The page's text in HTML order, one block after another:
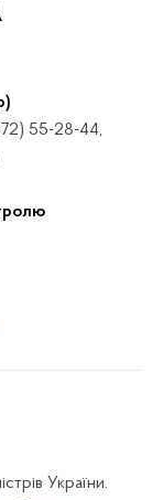
55-28-44,
України.